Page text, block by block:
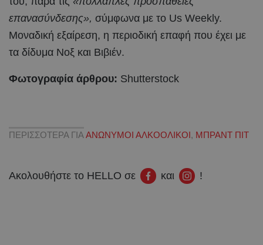
επανασύνδεσης», σύμφωνα με το Us Weekly.
Μοναδική εξαίρεση, η περιοδική επαφή που έχει με
τα δίδυμα Νοξ και Βιβιέν.
Φωτογραφία άρθρου: Shutterstock
ΠΕΡΙΣΣΟΤΕΡΑ ΓΙΑ ΑΝΩΝΥΜΟΙ ΑΛΚΟΟΛΙΚΟΙ, ΜΠΡΑΝΤ ΠΙΤ
Ακολουθήστε το HELLO σε και !